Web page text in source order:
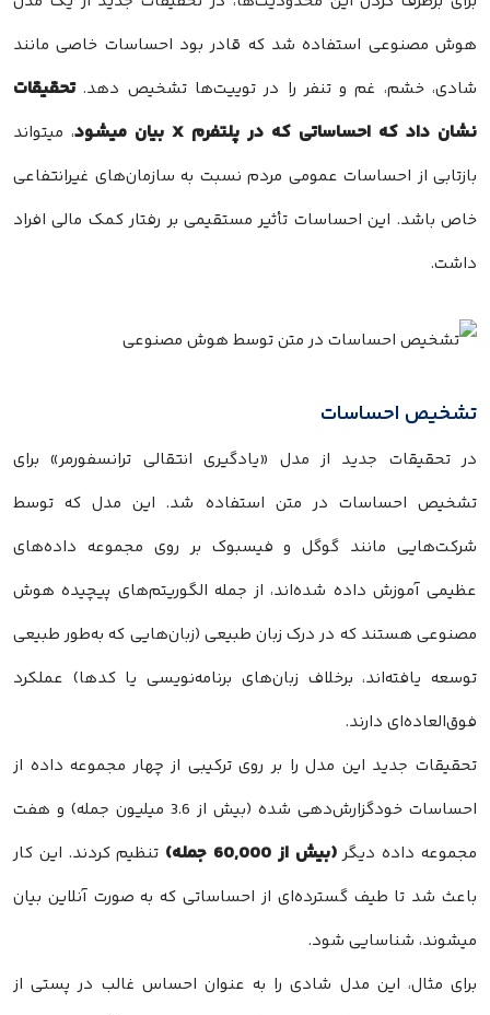
هوش مصنوعی استفاده شد که قادر بود احساسات خاصی مانند
شادی، خشم، غم و تنفر را در توییت‌ها تشخیص دهد.تحقیقات
نشان داد که احساساتی که در پلتفرم X بیان میشود
، میتواند
بازتابی از احساسات عمومی مردم نسبت به سازمان‌های غیرانتفاعی
خاص باشد. این احساسات تأثیر مستقیمی بر رفتار کمک مالی افراد
داشت.
تشخیص احساسات
در تحقیقات جدید از مدل «یادگیری انتقالی ترانسفورمر» برای
تشخیص احساسات در متن استفاده شد. این مدل که توسط
شرکت‌هایی مانند گوگل و فیسبوک بر روی مجموعه داده‌های
عظیمی آموزش داده شده‌اند، از جمله الگوریتم‌های پیچیده هوش
مصنوعی هستند که در درک زبان طبیعی (زبان‌هایی که به‌طور طبیعی
توسعه یافته‌اند، برخلاف زبان‌های برنامه‌نویسی یا کدها) عملکرد
فوق‌العاده‌ای دارند.
تحقیقات جدید این مدل را بر روی ترکیبی از چهار مجموعه داده از
احساسات خودگزارش‌دهی شده (بیش از 3.6 میلیون جمله) و هفت
مجموعه داده دیگر(بیش از 60,000 جمله)
تنظیم کردند. این کار
باعث شد تا طیف گسترده‌ای از احساساتی که به صورت آنلاین بیان
میشوند، شناسایی شود.
برای مثال، این مدل شادی را به عنوان احساس غالب در پستی از